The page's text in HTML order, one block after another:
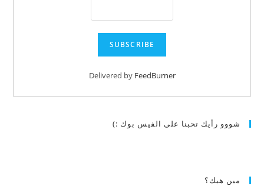
Delivered by FeedBurner
شووو رأيك تحبنا على الفيس بوك :)
مين هيك؟